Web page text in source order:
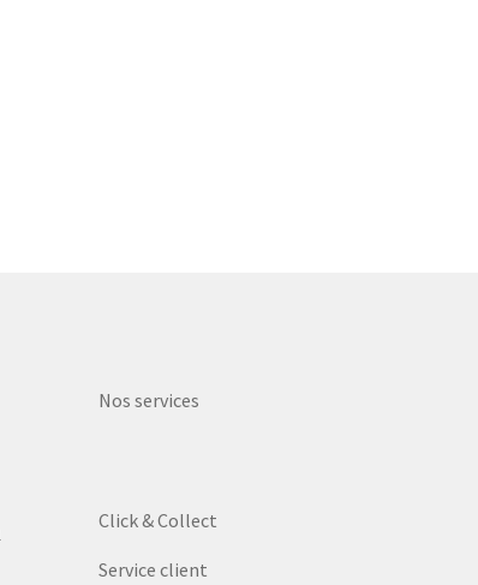
Nos services
Click & Collect
Service client